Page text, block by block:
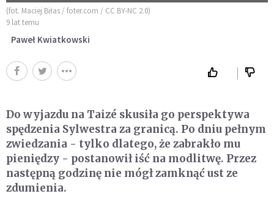
(fot. Maciej Biłas / foter.com / CC BY-NC 2.0)
9 lat temu
Paweł Kwiatkowski
Do wyjazdu na Taizé skusiła go perspektywa
spędzenia Sylwestra za granicą. Po dniu pełnym
zwiedzania - tylko dlatego, że zabrakło mu
pieniędzy - postanowił iść na modlitwę. Przez
następną godzinę nie mógł zamknąć ust ze
zdumienia.